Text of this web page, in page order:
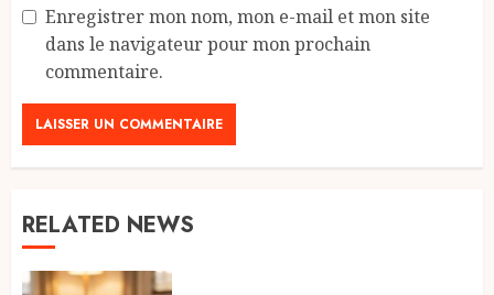
Enregistrer mon nom, mon e-mail et mon site
dans le navigateur pour mon prochain
commentaire.
RELATED NEWS